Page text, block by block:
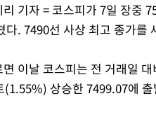
기자 = 코스피가 7일 장중
다. 7490선 사상 최고 종가
이날 코스피는 전 거래일
(1.55%) 상승한 7499.07에